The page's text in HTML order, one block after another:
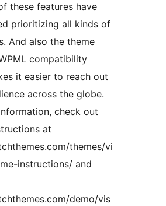
these features have
prioritizing all kinds of
And also the theme
compatibility
it easier to reach out
across the globe.
check out
at
themes/vi
instructions/ and
demo/vis